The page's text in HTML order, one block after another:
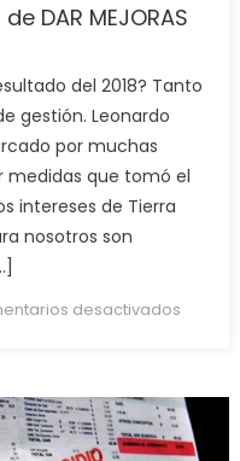
DAR MEJORAS
del 2018? Tanto
gestión. Leonardo
por muchas
medidas que tomó el
intereses de Tierra
nosotros son
desactivadosen
DE